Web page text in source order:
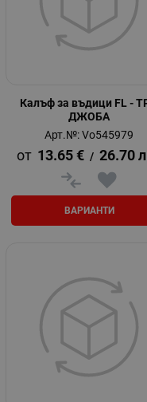
Калъф за въдици FL -
ДЖОБА
Арт.№: Vo545979
13.65 € / 26.70
ВАРИАНТИ